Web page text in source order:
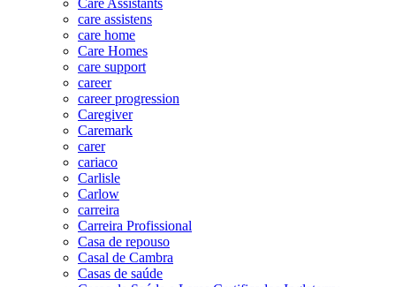
care assistens
care home
Care Homes
care support
career
career progression
Caregiver
Caremark
carer
cariaco
Carlisle
Carlow
carreira
Carreira Profissional
Casa de repouso
Casal de Cambra
Casas de saúde